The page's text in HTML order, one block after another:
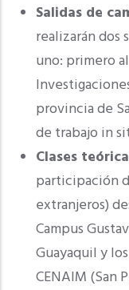
Salidas de
realizarán dos
uno: primero
provincia de
de trabajo in
Clases
participación
extranjeros)
Campus
Guayaquil y
CENAIM (San